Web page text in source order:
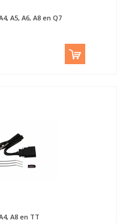
A5, A6, A8 en Q7
A8 en TT